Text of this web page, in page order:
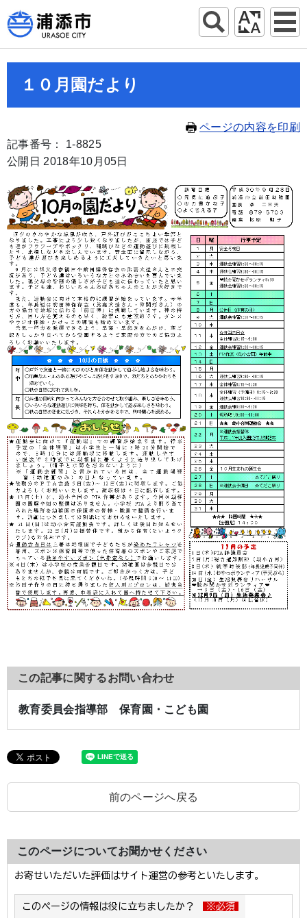
１０月園だより
ページの内容を印刷
記事番号： 1-8825
公開日 2018年10月05日
この記事に関するお問い合わせ
教育委員会指導部 保育園・こども園
前のページへ戻る
このページについてお聞かせください